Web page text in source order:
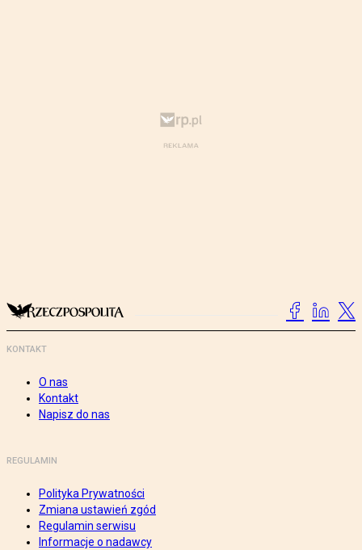
KONTAKT
O nas
Kontakt
Napisz do nas
REGULAMIN
Polityka Prywatności
Zmiana ustawień zgód
Regulamin serwisu
Informacje o nadawcy